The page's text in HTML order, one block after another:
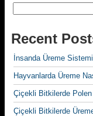
Recent
İnsanda Üreme Sistemi
Hayvanlarda Üreme
Çiçekli Bitkilerde
Çiçekli Bitkilerde